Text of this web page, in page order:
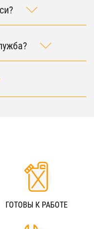
ГОТОВЫ К РАБОТЕ